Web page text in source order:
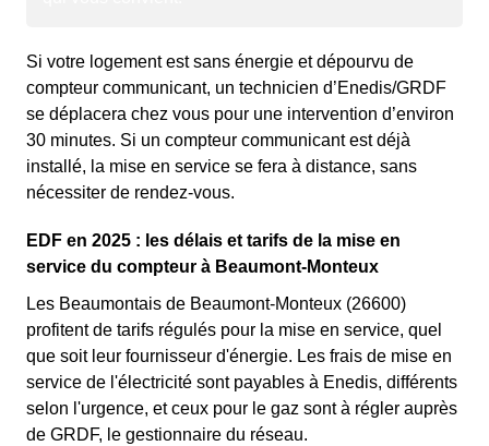
Si votre logement est sans énergie et dépourvu de
compteur communicant, un technicien d’Enedis/GRDF
se déplacera chez vous pour une intervention d’environ
30 minutes. Si un compteur communicant est déjà
installé, la mise en service se fera à distance, sans
nécessiter de rendez-vous.
EDF en 2025 : les délais et tarifs de la mise en
service du compteur à Beaumont-Monteux
Les Beaumontais de Beaumont-Monteux (26600)
profitent de tarifs régulés pour la mise en service, quel
que soit leur fournisseur d'énergie. Les frais de mise en
service de l'électricité sont payables à Enedis, différents
selon l'urgence, et ceux pour le gaz sont à régler auprès
de GRDF, le gestionnaire du réseau.